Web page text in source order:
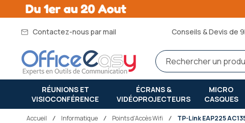
Contactez-nous par mail Conseils & Devis de
RÉUNIONS ET
VISIOCONFÉRENCE
ÉCRANS &
VIDÉOPROJECTEURS
MICRO
CASQUES
Accueil informatique Points d'Accès Wifi TP-Link EAP225